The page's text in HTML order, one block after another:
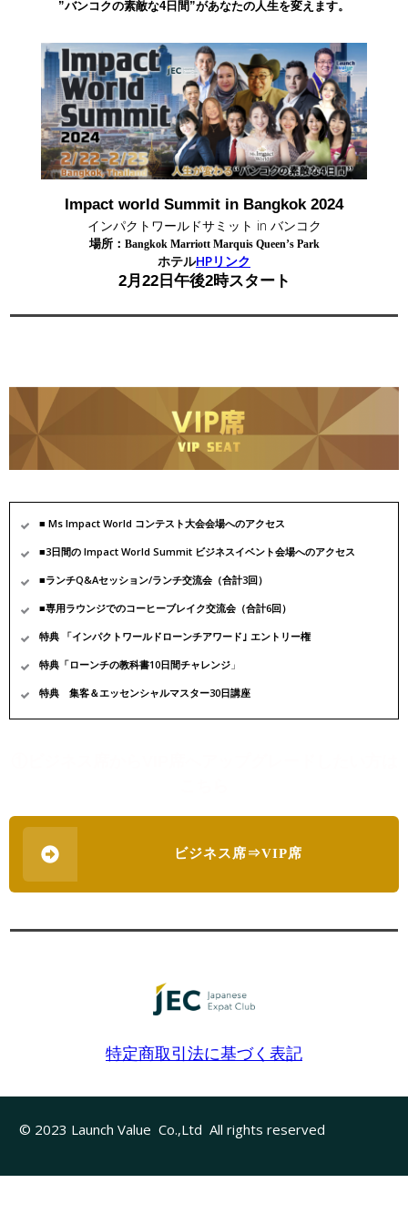
”バンコクの素敵な4日間”があなたの人生を変えます。
Impact world Summit in Bangkok 2024
インパクトワールドサミット in バンコク
場所： Bangkok Marriott Marquis Queen’s Park
ホテルHPリンク
2月22日午後2時スタート
■ Ms Impact World コンテスト大会会場へのアクセス
■3日間の Impact World Summit ビジネスイベント会場へのアクセス
■ランチQ&Aセッション/ランチ交流会（合計3回）
■専用ラウンジでのコーヒーブレイク交流会（合計6回）
特典 「インパクトワールドローンチアワード｣ エントリー権
特典「ローンチの教科書10日間チャレンジ 」
特典 集客＆エッセンシャルマスター30日講座
ビジネス席⇒VIP席
特定商取引法に基づく表記
© 2023 Launch Value Co.,Ltd All rights reserved